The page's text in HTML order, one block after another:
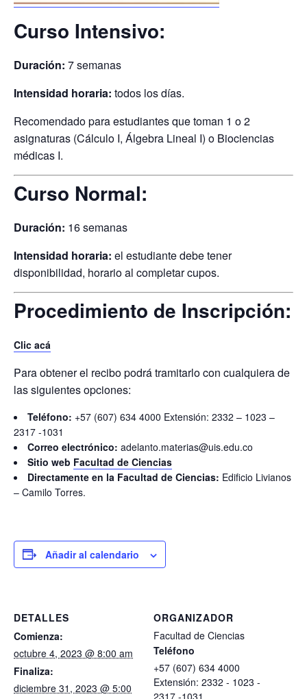
Curso Intensivo:
Duración: 7 semanas
Intensidad horaria: todos los días.
Recomendado para estudiantes que toman 1 o 2
asignaturas (Cálculo I, Álgebra Lineal I) o Biociencias
médicas I.
Curso Normal:
Duración: 16 semanas
Intensidad horaria: el estudiante debe tener
disponibilidad, horario al completar cupos.
Procedimiento de Inscripción:
Clic acá
Para obtener el recibo podrá tramitarlo con cualquiera de
las siguientes opciones:
Teléfono: +57 (607) 634 4000 Extensión: 2332 – 1023 –
2317 -1031
Correo electrónico: adelanto.materias@uis.edu.co
Sitio web Facultad de Ciencias
Directamente en la Facultad de Ciencias: Edificio Livianos
– Camilo Torres.
Añadir al calendario
DETALLES
Comienza:
octubre 4, 2023 @ 8:00 am
Finaliza:
diciembre 31, 2023 @ 5:00
ORGANIZADOR
Facultad de Ciencias
Teléfono
+57 (607) 634 4000
Extensión: 2332 - 1023 -
2317 -1031